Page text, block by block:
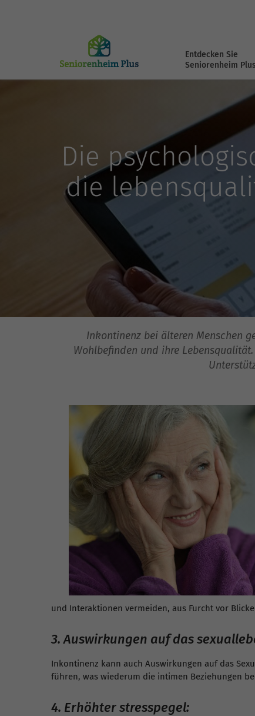
Entdecken Sie
Seniorenheim Plus
Die
die
Inkontinenz bei älteren Menschen
Wohlbefinden und ihre
und Interaktionen vermeiden, aus Furcht vor
3. Auswirkungen auf das
Inkontinenz kann auch Auswirkungen auf das
führen, was wiederum die intimen Beziehungen
4. Erhöhter stresspegel: